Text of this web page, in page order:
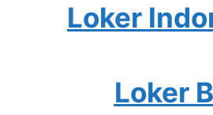
Loker
Loker